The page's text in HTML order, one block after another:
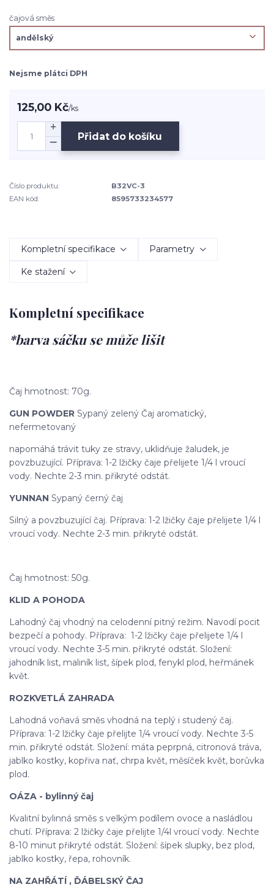
čajová směs
Nejsme plátci DPH
125,00 Kč/ks
Přidat do košíku
Číslo produktu:
B32VC-3
EAN kód:
8595733234577
Kompletní specifikace Parametry
Ke stažení
Kompletní specifikace
*barva sáčku se může lišit
Čaj hmotnost: 70g.
GUN POWDER Sypaný zelený Čaj aromatický,
nefermetovaný
napomáhá trávit tuky ze stravy, uklidňuje žaludek, je
povzbuzující. Příprava: 1-2 lžičky čaje přelijete 1/4 l vroucí
vody. Nechte 2-3 min. přikryté odstát.
YUNNAN Sypaný černý čaj
Silný a povzbuzující čaj. Příprava: 1-2 lžičky čaje přelijete 1/4 l
vroucí vody. Nechte 2-3 min. přikryté odstát.
Čaj hmotnost: 50g.
KLID A POHODA
Lahodný čaj vhodný na celodenní pitný režim. Navodí pocit
bezpečí a pohody. Příprava: 1-2 lžičky čaje přelijete 1/4 l
vroucí vody. Nechte 3-5 min. přikryté odstát. Složení:
jahodník list, maliník list, šípek plod, fenykl plod, heřmánek
květ.
ROZKVETLÁ ZAHRADA
Lahodná voňavá směs vhodná na teplý i studený čaj.
Příprava: 1-2 lžičky čaje přelijte 1/4 vroucí vody. Nechte 3-5
min. přikryté odstát. Složení: máta peprpná, citronová tráva,
jablko kostky, kopřiva nať, chrpa květ, měsíček květ, borůvka
plod.
OÁZA - bylinný čaj
Kvalitní bylinná směs s velkým podílem ovoce a nasládlou
chutí. Příprava: 2 lžičky čaje přelijte 1/4l vroucí vody. Nechte
8-10 minut přikryté odstát. Složení: šípek slupky, bez plod,
jablko kostky, řepa, rohovník.
NA ZAHŘÁTÍ , ĎÁBELSKÝ ČAJ